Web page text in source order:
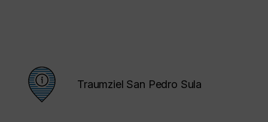
Traumziel San Pedro Sula